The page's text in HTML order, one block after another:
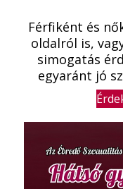
Férfiként és
oldalról is,
simogatás
egyaránt jó